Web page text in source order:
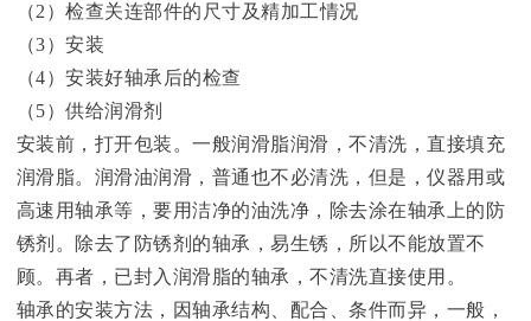
（2 ）检查关连部件的尺寸及精加工情况
（3）安装
（4）安装好轴承后的检查
（5）供给润滑剂
安装前，打开包装。一般润滑脂润滑，不清洗，直接填充
润滑脂。润滑油润滑，普通也不必清洗，但是，仪器用或
高速用轴承等，要用洁净的油洗净，除去涂在轴承上的防
锈剂。除去了防锈剂的轴承，易生锈，所以不能放置不
顾。再者，已封入润滑脂的轴承，不清洗直接使用。
轴承的安装方法，因轴承结构、配合、条件而异，一般，